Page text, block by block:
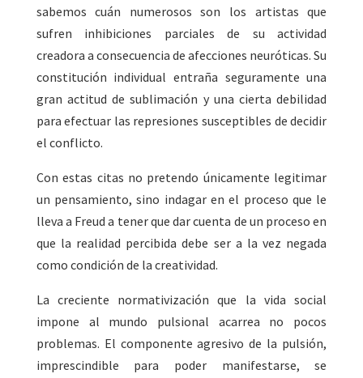
sabemos cuán numerosos son los artistas que
sufren inhibiciones parciales de su actividad
creadora a consecuencia de afecciones neuróticas. Su
constitución individual entraña seguramente una
gran actitud de sublimación y una cierta debilidad
para efectuar las represiones susceptibles de decidir
el conflicto.
Con estas citas no pretendo únicamente legitimar
un pensamiento, sino indagar en el proceso que le
lleva a Freud a tener que dar cuenta de un proceso en
que la realidad percibida debe ser a la vez negada
como condición de la creatividad.
La creciente normativización que la vida social
impone al mundo pulsional acarrea no pocos
problemas. El componente agresivo de la pulsión,
imprescindible para poder manifestarse, se